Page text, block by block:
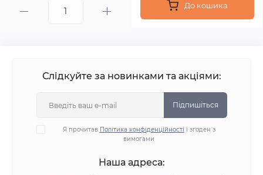
До кошика
Слідкуйте за новинками та акціями:
Підпишіться
Я прочитав Політика конфіденційності і згоден з
вимогами
Наша адреса: